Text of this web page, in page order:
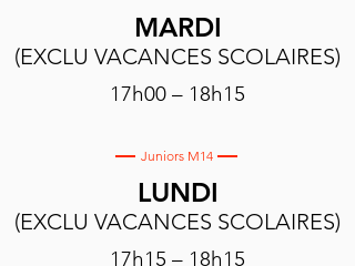
MARDI
(EXCLU VACANCES SCOLAIRES)
17h00 – 18h15
Juniors M14
LUNDI
(EXCLU VACANCES SCOLAIRES)
17h15 – 18h15